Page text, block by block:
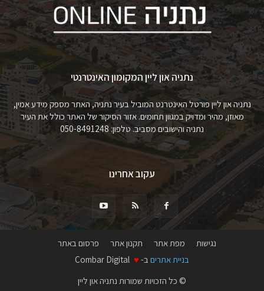
נתניה און ליין המקומון האינטרנטי
נתניה און ליין פורטל האינטרנט המוביל בעיר נתניה, האתר מספק מידע אמין,
מאוזן, מהיר ומדויק במגוון תחומים. אזור הסיקור של האתר כולל את העיר
נתניה והישובים מסביב. טלפון: 050-8491248
עקוב אחרינו
נגישות מפת אתר תקנון אתר
פרסום באתר
בניית אתרים ב- ♥
© כל הזכויות שמורות נתניה און ליין